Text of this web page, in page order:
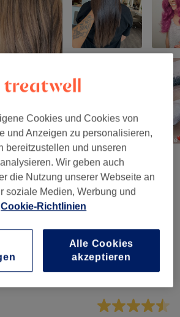
264 Bewertungen
Cookies und Cookies von
und Anzeigen zu personalisieren,
bereitzustellen und unseren
Wir geben auch
die Nutzung unserer Webseite an
soziale Medien, Werbung und
Cookie-Richtlinien
Alle Cookies
akzeptieren